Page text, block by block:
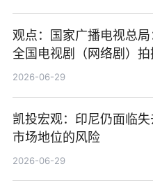
观点：国家广播电视总局
全国电视剧（网络剧）拍
备案公示剧目197部
2026-06-29
凯投宏观：印尼仍面临失
市场地位的风险
2026-06-29